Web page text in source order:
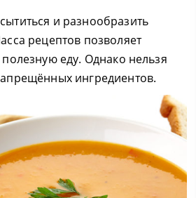
и разнообразить
рецептов позволяет
еду. Однако нельзя
ингредиентов.